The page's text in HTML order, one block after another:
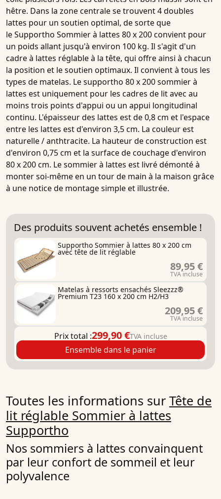
hêtre. Dans la zone centrale se trouvent4 doubles
lattes pour un soutien optimal, de sorte que
leSupportho Sommier à lattes 80 x 200convient pour
un poids allant jusqu'à environ 100 kg. Il s'agit d'un
cadre à lattes réglable à la tête, qui offre ainsi à chacun
la position et le soutien optimaux. Il convient à tous les
types de matelas. Lesupportho 80 x 200 sommier à
lattes est uniquement pour les cadres de lit avec au
moins trois points d'appui ou un appui longitudinal
continu. L'épaisseur des lattes est de 0,8 cm et l'espace
entre les lattes est d'environ 3,5 cm. La couleur est
naturelle / anthtracite. La hauteur de construction est
d'environ 0,75 cm et la surface de couchage d'environ
80 x 200 cm. Lesommier à lattes est livrédémontéà
monter soi-même en un tour de main à la maison grâce
à une notice de montage simple et illustrée.
Des produits souvent achetés ensemble !
Supportho Sommier à lattes 80 x 200 cm
avec tête de lit réglable
89,95 €
TVA incluse
Matelas à ressorts ensachés Sleezzz®
Premium T23 160 x 200 cm H2/H3
209,95 €
TVA incluse
Prix total :299,90 €TVA incluse
Ensemble dans le panier
Toutes les informations sur Tête de
lit réglable Sommier à lattes
Supportho
Nos sommiers à lattes convainquent
par leur confort de sommeil et leur
polyvalence